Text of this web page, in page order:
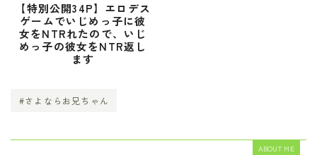
【特別公開34P】エロデス
ゲームでいじめっ子に彼
女をNTRれたので、いじ
めっ子の彼女をNTR返し
ます
#さよならお兄ちゃん
ABOUT ME